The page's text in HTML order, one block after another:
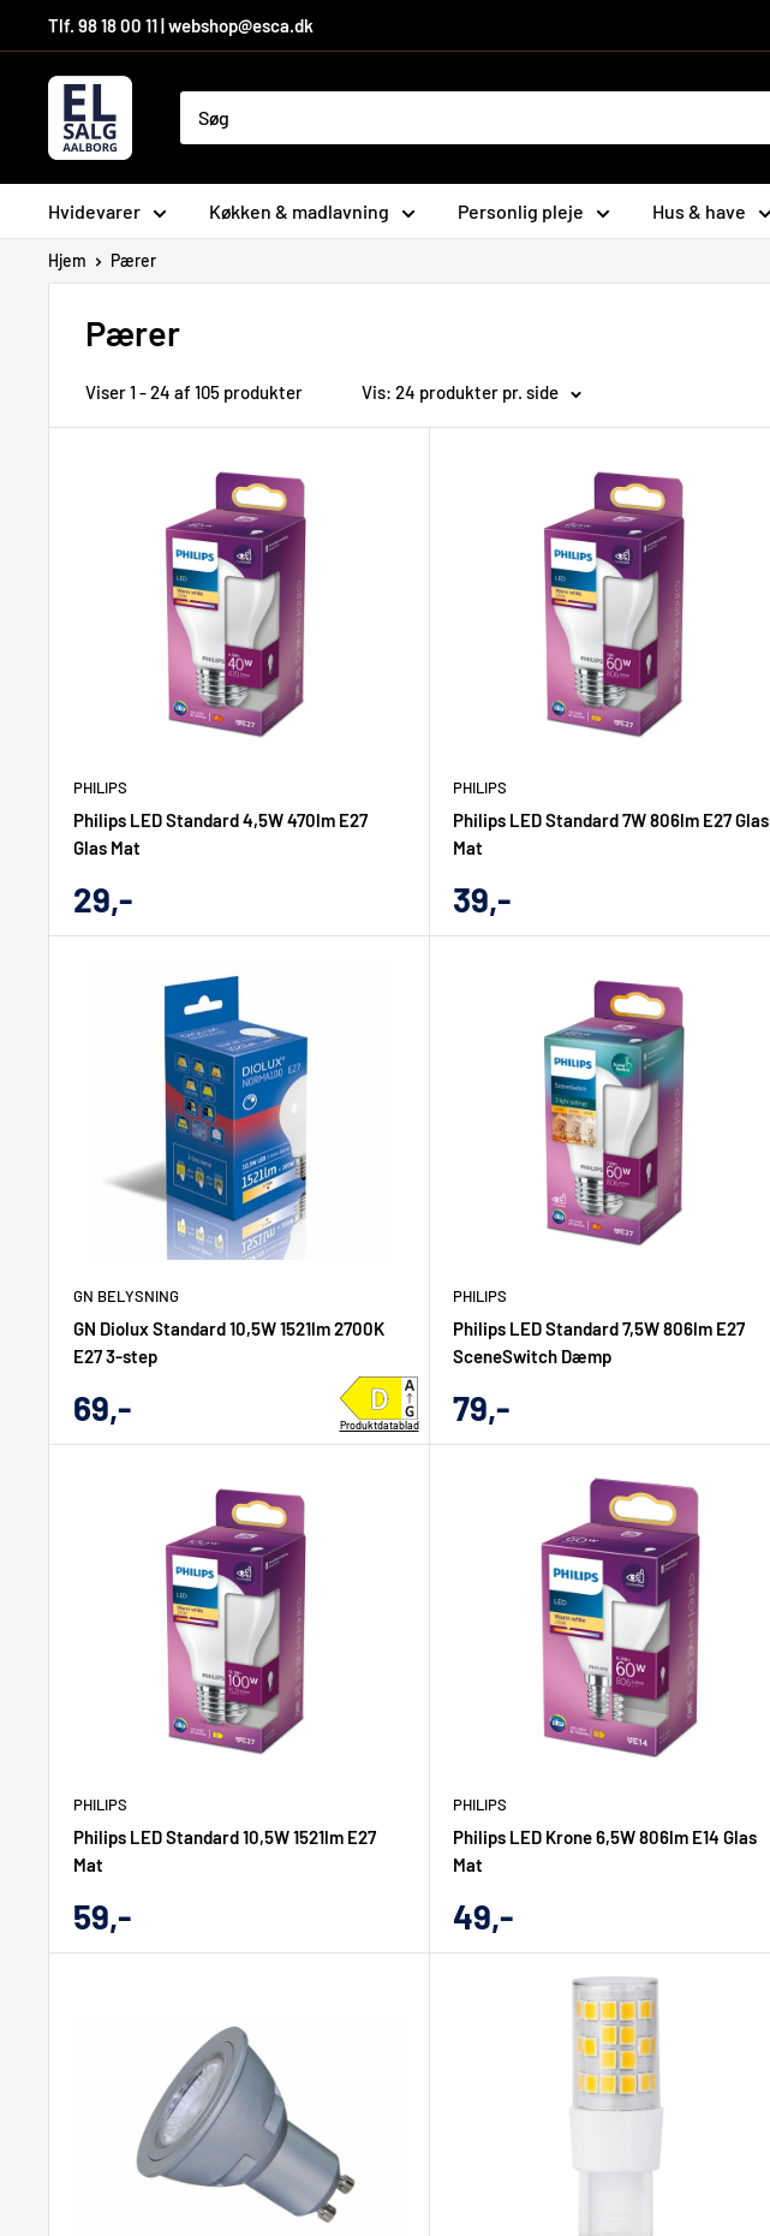
til
indhold
Tlf. 98 18 00 11 | webshop@esca.dk
El-
Salg
Aalborg
Hvidevarer Køkken & madlavning Personlig pleje Hus & have
Hjem Pærer
Pærer
Viser 1 - 24 af 105 produkter Vis: 24 produkter pr. side
PHILIPS
Philips LED Standard 4,5W 470lm E27
Glas Mat
Udsalgs
pris
29,-
PHILIPS
Philips LED Standard 7W 806lm E27 Glas
Mat
Udsalgs
pris
39,-
GN BELYSNING
GN Diolux Standard 10,5W 1521lm 2700K
E27 3-step
Udsalgs
pris
69,- Produktdatablad
PHILIPS
Philips LED Standard 7,5W 806lm E27
SceneSwitch Dæmp
Udsalgs
pris
79,-
PHILIPS
Philips LED Standard 10,5W 1521lm E27
Mat
Udsalgs
pris
59,-
PHILIPS
Philips LED Krone 6,5W 806lm E14 Glas
Mat
Udsalgs
pris
49,-